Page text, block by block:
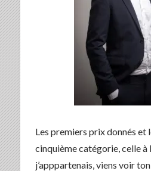
Les premiers prix donnés et
cinquième catégorie, celle à
j’apppartenais, viens voir